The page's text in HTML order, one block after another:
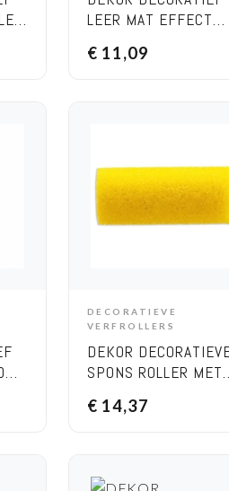
LEER MAT EFFECT
€ 11,09
ADD TO CART
DECORATIEVE
VERFROLLERS
DEKOR
SPONS ROLLER MET
RESERVE) 20 CM
€ 14,37